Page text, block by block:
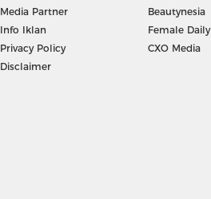
Media Partner
Info Iklan
Privacy Policy
Disclaimer
Beautynesia
Female Daily
CXO Media